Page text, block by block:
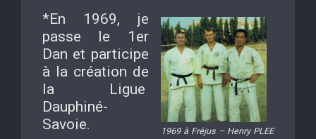
1969 à Fréjus – Henry PLEE
*En 1969, je
passe le 1er
Dan et participe
à la création de
la Ligue
Dauphiné-
Savoie.